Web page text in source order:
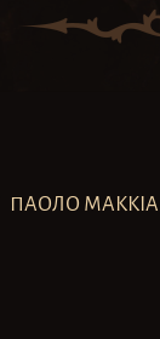
ПАОЛО